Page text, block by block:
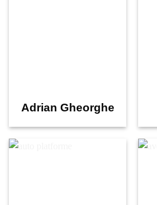
Adrian Gheorghe